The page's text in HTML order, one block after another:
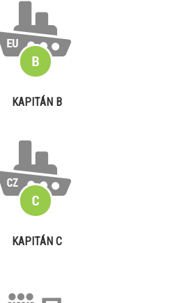
KAPITÁN B
KAPITÁN C